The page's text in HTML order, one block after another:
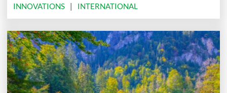
INNOVATIONS INTERNATIONAL